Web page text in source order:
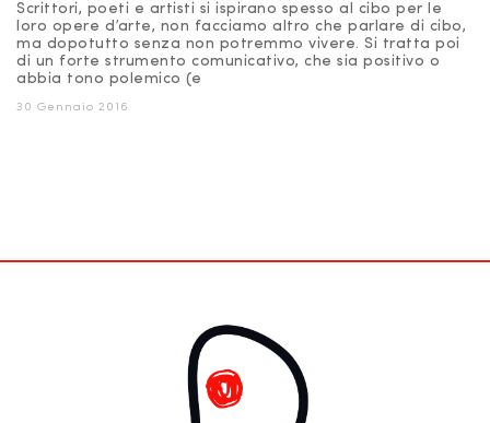
Scrittori, poeti e artisti si ispirano spesso al cibo per le
loro opere d’arte, non facciamo altro che parlare di cibo,
ma dopotutto senza non potremmo vivere. Si tratta poi
di un forte strumento comunicativo, che sia positivo o
abbia tono polemico (e
30 Gennaio 2016